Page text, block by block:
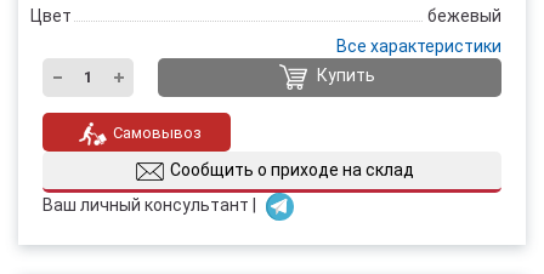
Цвет
бежевый
Все характеристики
Купить
Самовывоз
Сообщить о приходе на склад
Ваш личный консультант |